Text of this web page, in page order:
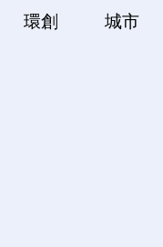
環創 城市